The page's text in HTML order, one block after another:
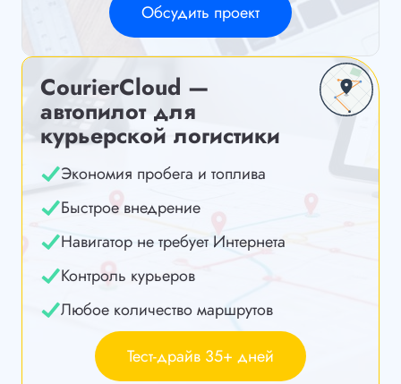
Обсудить проект
CourierCloud —
автопилот для
курьерской логистики
Экономия пробега и топлива
Быстрое внедрение
Навигатор не требует Интернета
Контроль курьеров
Любое количество маршрутов
Тест-драйв 35+ дней